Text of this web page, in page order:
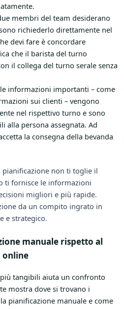
membri del team desiderano
richiederlo direttamente nel
devi fare è concordare
che il barista del turno
il collega del turno serale senza
informazioni importanti – come
sui clienti – vengono
nel rispettivo turno e sono
alla persona assegnata. Ad
la consegna della bevanda
non ti toglie il
ti fornisce le informazioni
migliori e più rapide.
da un compito ingrato in
e strategico.
manuale rispetto al
online
tangibili aiuta un confronto
mostra dove si trovano i
pianificazione manuale e come